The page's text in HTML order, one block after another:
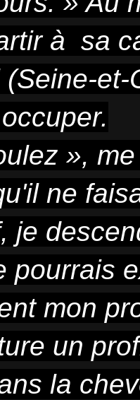
à sa
»,
ne
je
pourrais
mon
un
la